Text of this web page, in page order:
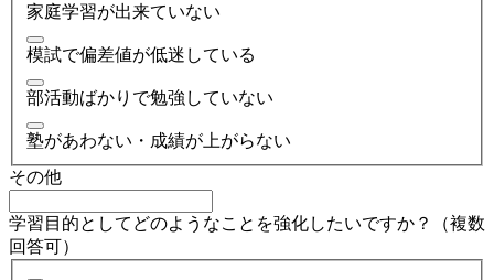
家庭学習が出来ていない
模試で偏差値が低迷している
部活動ばかりで勉強していない
塾があわない・成績が上がらない
その他
学習目的としてどのようなことを強化したいですか？（複数
回答可）